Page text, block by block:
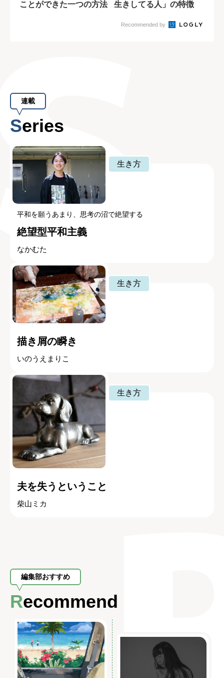
ことができた一つの方法 生きしてる人」の特徴
Recommended by
連載
Series
生き方
平和を願うあまり、思考の沼で絶望する
絶望型平和主義
なかむた
生き方
描き屑の瞬き
いのうえまりこ
生き方
夫を失うということ
柴山ミカ
編集部おすすめ
Recommend